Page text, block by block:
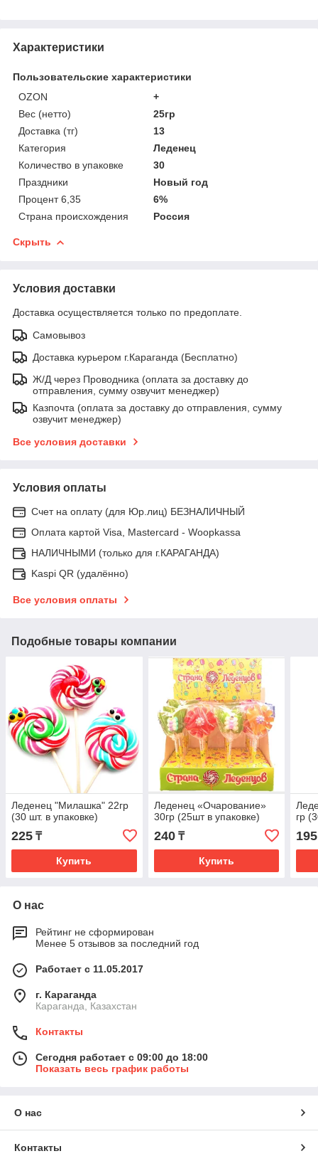
Характеристики
Пользовательские характеристики
OZON
+
Вес (нетто)
25гр
Доставка (тг)
13
Категория
Леденец
Количество в упаковке
30
Праздники
Новый год
Процент 6,35
6%
Страна происхождения
Россия
Скрыть
Условия доставки
Доставка осуществляется только по предоплате.
Самовывоз
Доставка курьером г.Караганда (Бесплатно)
Ж/Д через Проводника (оплата за доставку до
отправления, сумму озвучит менеджер)
Казпочта (оплата за доставку до отправления, сумму
озвучит менеджер)
Все условия доставки
Условия оплаты
Счет на оплату (для Юр.лиц) БЕЗНАЛИЧНЫЙ
Оплата картой Visa, Mastercard - Woopkassa
НАЛИЧНЫМИ (только для г.КАРАГАНДА)
Kaspi QR (удалённо)
Все условия оплаты
Подобные товары компании
Леденец "Милашка" 22гр
(30 шт. в упаковке)
225 ₸
Купить
Леденец «Очарование»
30гр (25шт в упаковке)
240₸
Купить
гр
195
О нас
Рейтинг не сформирован
Менее 5 отзывов за последний год
Работает с 11.05.2017
г. Караганда
Караганда, Казахстан
Контакты
Сегодня работает с 09:00 до 18:00
Показать весь график работы
О нас
Контакты